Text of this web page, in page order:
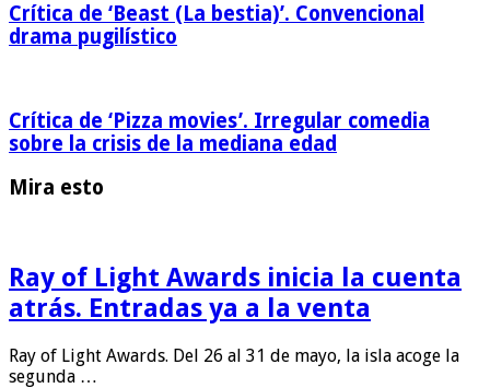
Crítica de ‘Beast (La bestia)’. Convencional
drama pugilístico
Crítica de ‘Pizza movies’. Irregular comedia
sobre la crisis de la mediana edad
Mira esto
Ray of Light Awards inicia la cuenta
atrás. Entradas ya a la venta
Ray of Light Awards. Del 26 al 31 de mayo, la isla acoge la
segunda …